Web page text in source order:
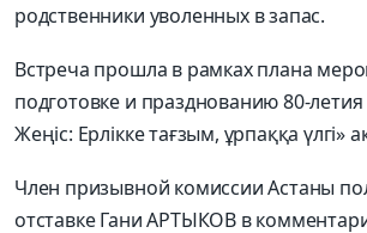
родственники уволенных в запас.
Встреча прошла в рамках плана
подготовке и празднованию 80-
Жеңіс: Ерлікке тағзым, ұрпаққа үлгі»
Член призывной комиссии Астаны
отставке Гани АРТЫКОВ в